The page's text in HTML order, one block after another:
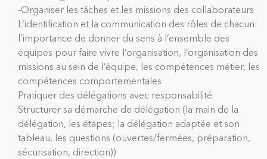
-Organiser les tâches et les missions des collaborateurs
L’identification et la communication des rôles de chacun:
l’importance de donner du sens à l’ensemble des
équipes pour faire vivre l’organisation, l’organisation des
missions au sein de l’équipe, les compétences métier, les
compétences comportementales
Pratiquer des délégations avec responsabilité
Structurer sa démarche de délégation (la main de la
délégation, les étapes; la délégation adaptée et son
tableau, les questions (ouvertes/fermées, préparation,
sécurisation, direction))